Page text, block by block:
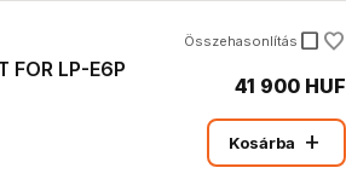
FOR LP-E6P
Összehasonlítás check_box_outline_blank
41 900 HUF
Kosárba add